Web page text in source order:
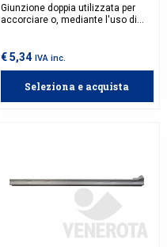
Giunzione doppia utilizzata per
accorciare o, mediante l'uso di
€ 5,34 IVA inc.
Seleziona e acquista